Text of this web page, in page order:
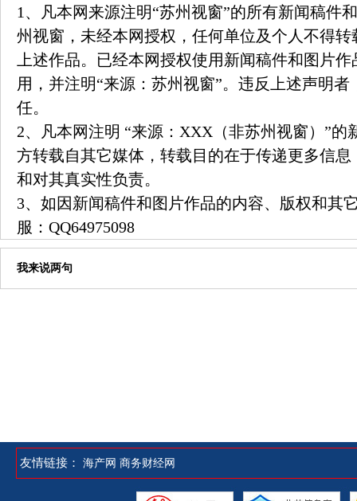
1、凡本网来源注明“苏州视窗”的所有新闻稿件
州视窗，未经本网授权，任何单位及个人不得
上述作品。已经本网授权使用新闻稿件和图片
用，并注明“来源：苏州视窗”。违反上述声明
任。
2、凡本网注明 “来源：XXX（非苏州视窗）”的
方转载自其它媒体，转载目的在于传递更多信
和对其真实性负责。
3、如因新闻稿件和图片作品的内容、版权和其
服： QQ64975098
我来说两句
友情链接： 海产网 商务财经网